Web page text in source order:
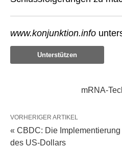
www.konjunktion.info
Unterstützen
mRNA-
VORHERIGER ARTIKEL
« CBDC: Die
des US-Dollars